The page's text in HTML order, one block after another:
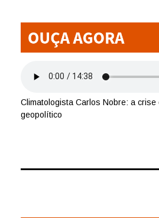
Climatologista Carlos Nobre: a crise
geopolítico